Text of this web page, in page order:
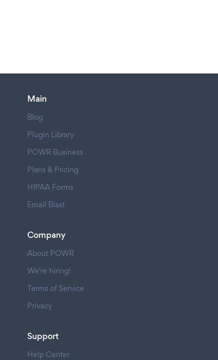
Main
Blog
Plugin Library
POWR Business
Plans & Pricing
HIPAA Forms
Email Blast
Company
About POWR
We're hiring!
Terms of Service
Privacy
Support
Help Center